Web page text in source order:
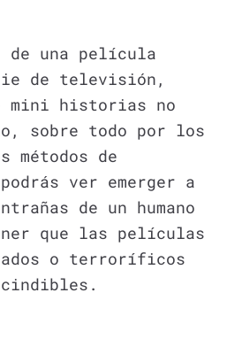
una película
de televisión,
historias no
sobre todo por los
métodos de
ver emerger a
de un humano
que las películas
o terroríficos